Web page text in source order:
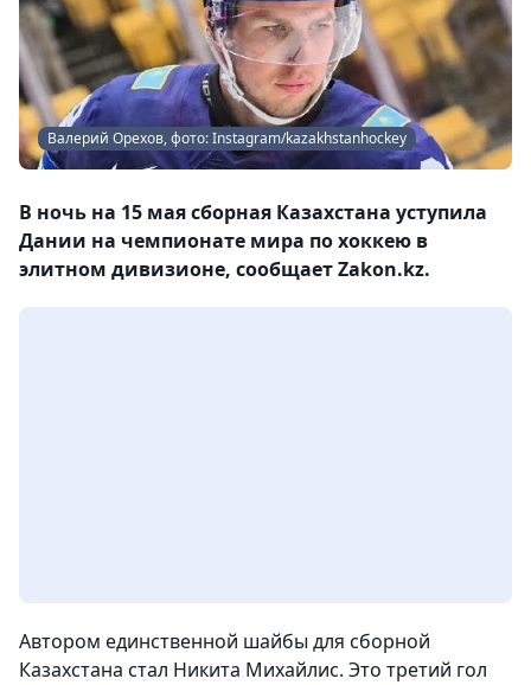
Валерий Орехов, фото: Instagram/kazakhstanhockey
В ночь на 15 мая сборная Казахстана уступила
Дании на чемпионате мира по хоккею в
элитном дивизионе, сообщает Zakon.kz.
Автором единственной шайбы для сборной
Казахстана стал Никита Михайлис. Это третий гол